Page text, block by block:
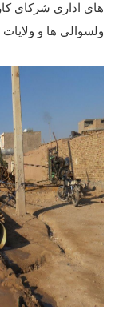
های اداری شرکای
ولسوالی ها و ولایات